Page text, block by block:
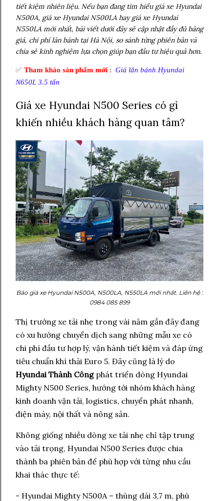
tiết kiệm nhiên liệu. Nếu bạn đang tìm hiểu giá xe Hyundai
N500A, giá xe Hyundai N500LA hay giá xe Hyundai
N550LA mới nhất, bài viết dưới đây sẽ cập nhật đầy đủ bảng
giá, chi phí lăn bánh tại Hà Nội, so sánh từng phiên bản và
chia sẻ kinh nghiệm lựa chọn giúp bạn đầu tư hiệu quả hơn.
✅ Tham khảo sản phẩm mới : Giá lăn bánh Hyundai
N650L 3.5 tấn
Giá xe Hyundai N500 Series có gì
khiến nhiều khách hàng quan tâm?
Báo giá xe Hyundai N500A, N500LA, N550LA mới nhất. Liên hệ :
0984 085 899
Thị trường xe tải nhẹ trong vài năm gần đây đang
có xu hướng chuyển dịch sang những mẫu xe có
chi phí đầu tư hợp lý, vận hành tiết kiệm và đáp ứng
tiêu chuẩn khí thải Euro 5. Đây cũng là lý do
Hyundai Thành Côngphát triển dòng Hyundai
Mighty N500 Series, hướng tới nhóm khách hàng
kinh doanh vận tải, logistics, chuyển phát nhanh,
điện máy, nội thất và nông sản.
Không giống nhiều dòng xe tải nhẹ chỉ tập trung
vào tải trọng, Hyundai N500 Series được chia
thành ba phiên bản để phù hợp với từng nhu cầu
khai thác thực tế:
- Hyundai Mighty N500A – thùng dài 3,7 m, phù